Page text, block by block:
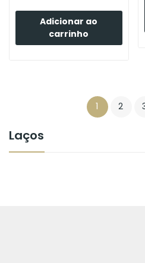
Laços
Adicionar ao
carrinho
1 2